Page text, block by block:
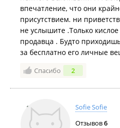
впечатление, что они
присутствием. ни
не услышите .Только
продавца . Будто
за бесплатно его личные
Спасибо 2
Sofie Sofie
Отзывов6